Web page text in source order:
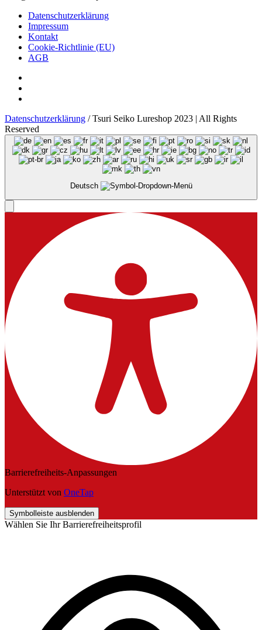
Datenschutzerklärung
Impressum
Kontakt
Cookie-Richtlinie (EU)
AGB
Datenschutzerklärung / Tsuri Seiko Lureshop 2023 | All Rights
Reserved
Deutsch
Barrierefreiheits-Anpassungen
Unterstützt von OneTap
Symbolleiste ausblenden
Wählen Sie Ihr Barrierefreiheitsprofil